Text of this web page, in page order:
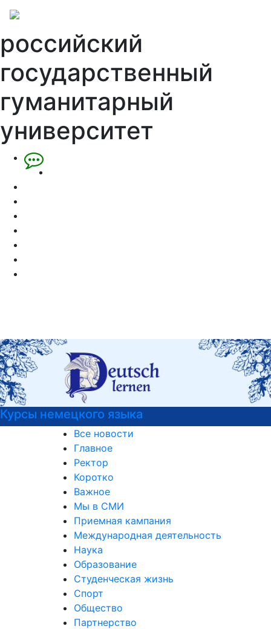
российский
государственный
гуманитарный
университет
немецкого языка
Все новости
Главное
Ректор
Коротко
Важное
Мы в СМИ
Приемная кампания
Международная деятельность
Наука
Образование
Студенческая жизнь
Спорт
Общество
Партнерство